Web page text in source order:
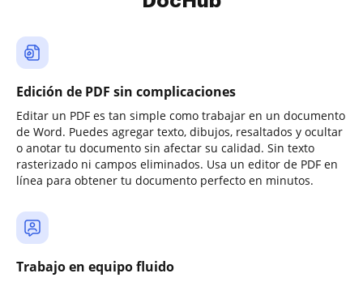
Edición de PDF sin complicaciones
Editar un PDF es tan simple como trabajar en un documento
de Word. Puedes agregar texto, dibujos, resaltados y ocultar
o anotar tu documento sin afectar su calidad. Sin texto
rasterizado ni campos eliminados. Usa un editor de PDF en
línea para obtener tu documento perfecto en minutos.
Trabajo en equipo fluido